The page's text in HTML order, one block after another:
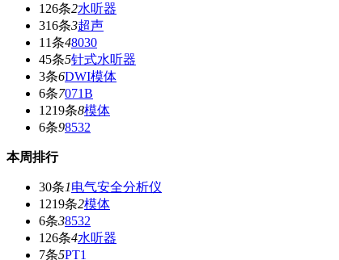
126条2水听器
316条3超声
11条48030
45条5针式水听器
3条6DWI模体
6条7071B
1219条8模体
6条98532
本周排行
30条1电气安全分析仪
1219条2模体
6条38532
126条4水听器
7条5PT1